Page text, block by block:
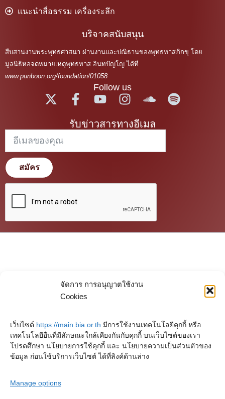
จัดการ การอนุญาตใช้งาน
Cookies
เว็บไซต์ https://main.bia.or.th มีการใช้งานเทคโนโลยีคุกกี้ หรือ
เทคโนโลยีอื่นที่มีลักษณะใกล้เคียงกันกับคุกกี้ บนเว็บไซต์ของเรา
โปรดศึกษา นโยบายการใช้คุกกี้ และ นโยบายความเป็นส่วนตัวของ
ข้อมูล ก่อนใช้บริการเว็บไซต์ ได้ที่ลิงค์ด้านล่าง
Manage options
แนะนำสื่อธรรม เครื่องระลึก
บริจาคสนับสนุน
สืบสานงานพระพุทธศาสนา ผ่านงานและปณิธานของพุทธทาสภิกขุ โดย
มูลนิธิหอจดหมายเหตุพุทธทาส อินทปัญโญ ได้ที่
www.punboon.org/foundation/01058
Follow us
รับข่าวสารทางอีเมล
สมัคร